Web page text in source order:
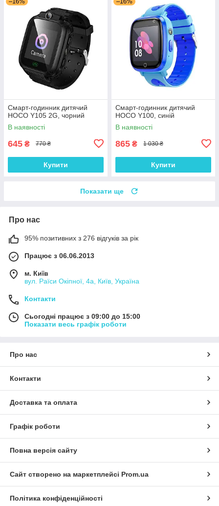
Смарт-годинник дитячий
HOCO Y105 2G, чорний
В наявності
645 ₴ 770 ₴
Купити
Смарт-годинник дитячий
HOCO Y100, синій
В наявності
865 ₴ 1 030 ₴
Купити
Показати ще
Про нас
95% позитивних з 276 відгуків за рік
Працює з 06.06.2013
м. Київ
вул. Раїси Окіпної, 4а, Київ, Україна
Контакти
Сьогодні працює з 09:00 до 15:00
Показати весь графік роботи
Про нас
Контакти
Доставка та оплата
Графік роботи
Повна версія сайту
Сайт створено на маркетплейсі Prom.ua
Політика конфіденційності